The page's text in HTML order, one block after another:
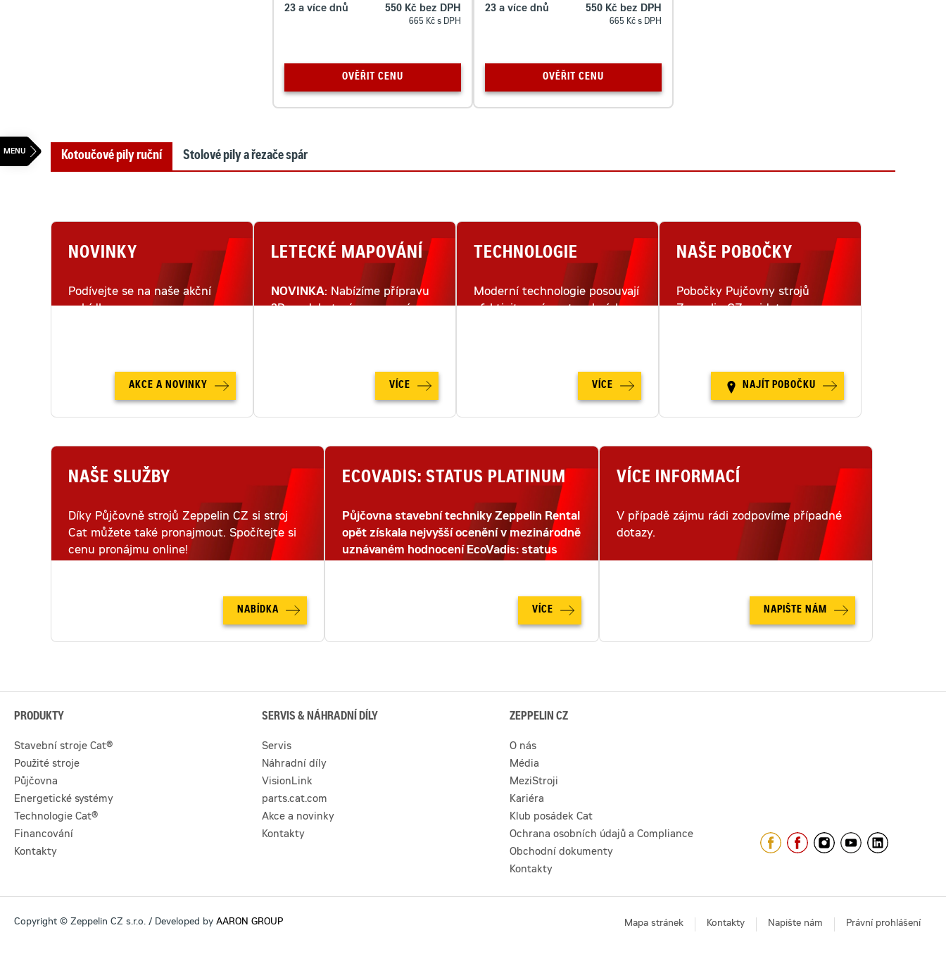
23 a více dnů 550 Kč bez DPH
665 Kč s DPH
OVĚŘIT CENU
23 a více dnů 550 Kč bez DPH
665 Kč s DPH
OVĚŘIT CENU
Kotoučové pily ruční Stolové pily a řezače spár
NOVINKY
Podívejte se na naše akční
nabídky.
AKCE A NOVINKY
LETECKÉ MAPOVÁNÍ
NOVINKA: Nabízíme přípravu
3D modelu terénu pomocí
VÍCE
TECHNOLOGIE
Moderní technologie posouvají
efektivitu práce stavebních
VÍCE
NAŠE POBOČKY
Pobočky Pujčovny strojů
Zeppelin CZ najdete na
NAJÍT POBOČKU
NAŠE SLUŽBY
Díky Půjčovně strojů Zeppelin CZ si stroj
Cat můžete také pronajmout. Spočítejte si
cenu pronájmu online!
NABÍDKA
ECOVADIS: STATUS PLATINUM
Půjčovna stavební techniky Zeppelin Rental
opět získala nejvyšší ocenění v mezinárodně
uznávaném hodnocení EcoVadis: status
VÍCE
VÍCE INFORMACÍ
V případě zájmu rádi zodpovíme případné
dotazy.
NAPIŠTE NÁM
PRODUKTY
Stavební stroje Cat®
Použité stroje
Půjčovna
Energetické systémy
Technologie Cat®
Financování
Kontakty
SERVIS & NÁHRADNÍ DÍLY
Servis
Náhradní díly
VisionLink
parts.cat.com
Akce a novinky
Kontakty
ZEPPELIN CZ
O nás
Média
MeziStroji
Kariéra
Klub posádek Cat
Ochrana osobních údajů a Compliance
Obchodní dokumenty
Kontakty
Copyright © Zeppelin CZ s.r.o. / Developed by AARON GROUP Mapa stránek Kontakty Napište nám Právní prohlášení